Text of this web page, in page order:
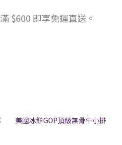
滿 $600 即享免運直送。